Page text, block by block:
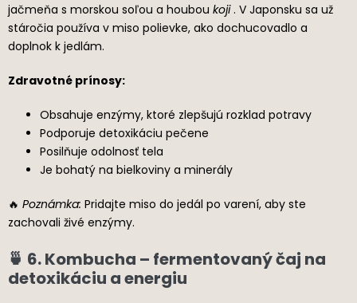
jačmeňa s morskou soľou a houbou koji. V Japonsku sa už
stáročia používa v miso polievke, ako dochucovadlo a
doplnok k jedlám.
Zdravotné prínosy:
Obsahuje enzýmy, ktoré zlepšujú rozklad potravy
Podporuje detoxikáciu pečene
Posilňuje odolnosť tela
Je bohatý na bielkoviny a minerály
🔥 Poznámka: Pridajte miso do jedál po varení, aby ste
zachovali živé enzýmy.
🍵 6. Kombucha – fermentovaný čaj na
detoxikáciu a energiu